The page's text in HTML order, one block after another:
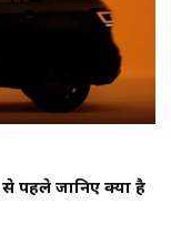
पहले जानिए क्या है